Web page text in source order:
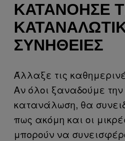
ΚΑΤΑΝΌΗΣΕ
ΣΥΝΉΘΕΙΕΣ
Άλλαξε τις
Αν όλοι ξαναδούμε
κατανάλωση, θα
πως ακόμη και οι
μπορούν να